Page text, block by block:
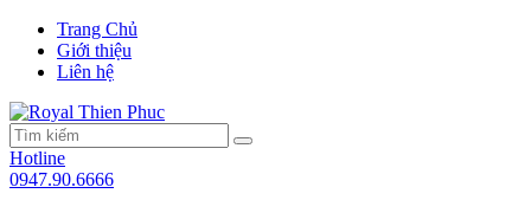
Trang Chủ
Giới thiệu
Liên hệ
Hotline
0947.90.6666